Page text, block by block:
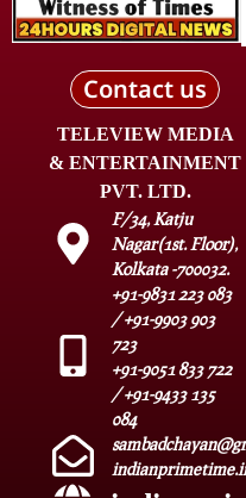
Contact us
TELEVIEW MEDIA
& ENTERTAINMENT
PVT. LTD.
F/34, Katju
Nagar(1st. Floor),
Kolkata -700032.
+91-9831 223 083
/ +91-9903 903
723
+91-9051 833 722
/ +91-9433 135
084